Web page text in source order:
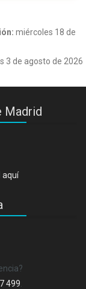
miércoles 18 de
3 de agosto de 2026
Madrid
aquí
499